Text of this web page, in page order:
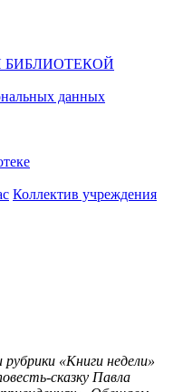
БИБЛИОТЕКОЙ
данных
Коллектив учреждения
«Книги недели»
сказку Павла